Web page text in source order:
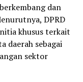
dan
DPRD
khusus terkait
daerah sebagai
sektor